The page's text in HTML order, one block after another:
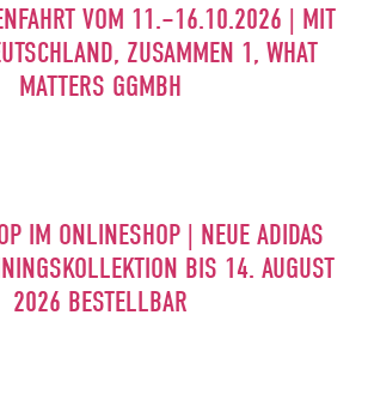
VOM 11.–16.10.2026 | MIT
ZUSAMMEN 1, WHAT
MATTERS GGMBH
IM ONLINESHOP | NEUE ADIDAS
BIS 14. AUGUST
2026 BESTELLBAR